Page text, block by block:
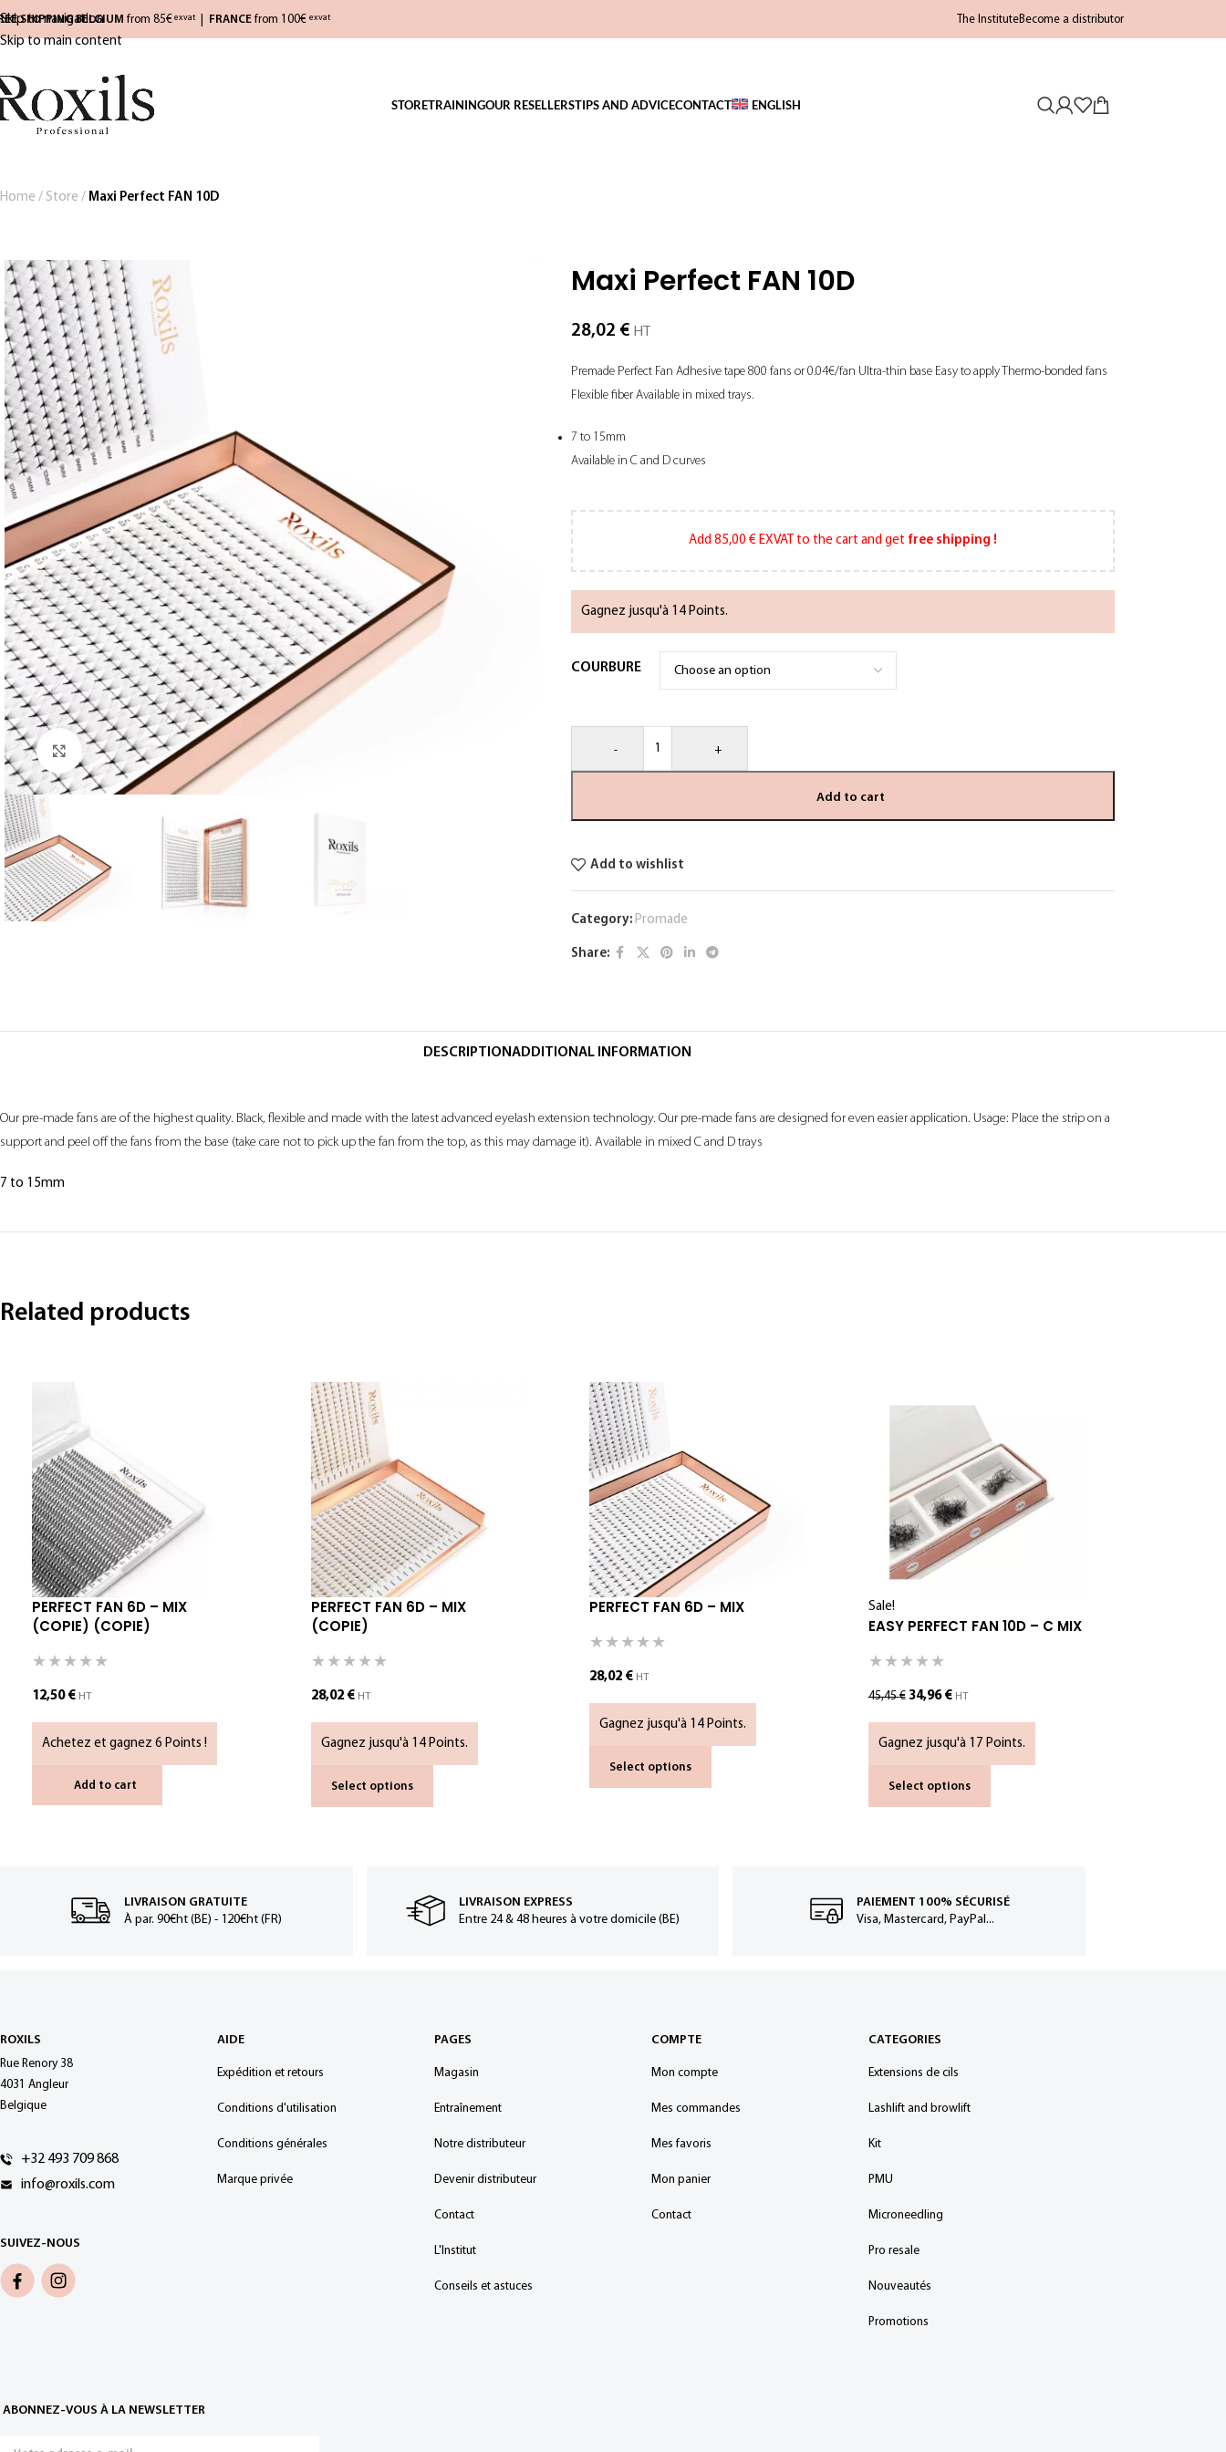
Skip to navigation
Skip to main content
SHIPPING BELGIUM from 85€ exvat| FRANCE from 100€ exvat The InstituteBecome a distributor
STORETRAININGOUR RESELLERSTIPS AND ADVICECONTACT ENGLISH
Home / Store / Maxi Perfect FAN 10D
Click to enlarge
Maxi Perfect FAN 10D
28,02 € HT
Premade Perfect Fan Adhesive tape 800 fans or 0.04€/fan Ultra-thin base Easy to apply Thermo-bonded fans
Flexible fiber Available in mixed trays.
7 to 15mm
Available in C and D curves
Add 85,00 €EXVAT to the cart and get free shipping !
Gagnez jusqu'à 14 Points.
COURBURE
- +
Add to cart
Add to wishlist
Category: Promade
Share:
DESCRIPTIONADDITIONAL INFORMATION
Our pre-made fans are of the highest quality. Black, flexible and made with the latest advanced eyelash extension technology. Our pre-made fans are designed for even easier application. Usage: Place the strip on a
support and peel off the fans from the base (take care not to pick up the fan from the top, as this may damage it). Available in mixed C and D trays
7 to 15mm
Related products
PERFECT FAN 6D – MIX
(COPIE) (COPIE)
12,50 € HT
Achetez et gagnez 6 Points !
Add to cart
PERFECT FAN 6D – MIX
(COPIE)
28,02 € HT
Gagnez jusqu'à 14 Points.
Select options
PERFECT FAN 6D – MIX
28,02 € HT
Gagnez jusqu'à 14 Points.
Select options
Sale!
EASY PERFECT FAN 10D – C MIX
45,45€ 34,96 € HT
Gagnez jusqu'à 17 Points.
Select options
LIVRAISON GRATUITE
À par. 90€ht (BE) - 120€ht (FR)
LIVRAISON EXPRESS
Entre 24 & 48 heures à votre domicile (BE)
PAIEMENT 100% SÉCURISÉ
Visa, Mastercard, PayPal...
ROXILS
Rue Renory 38
4031 Angleur
Belgique
+32 493 709 868
info@roxils.com
SUIVEZ-NOUS
AIDE
Expédition et retours
Conditions d'utilisation
Conditions générales
Marque privée
PAGES
Magasin
Entraînement
Notre distributeur
Devenir distributeur
Contact
L'Institut
Conseils et astuces
COMPTE
Mon compte
Mes commandes
Mes favoris
Mon panier
Contact
CATEGORIES
Extensions de cils
Lashlift and browlift
Kit
PMU
Microneedling
Pro resale
Nouveautés
Promotions
ABONNEZ-VOUS À LA NEWSLETTER